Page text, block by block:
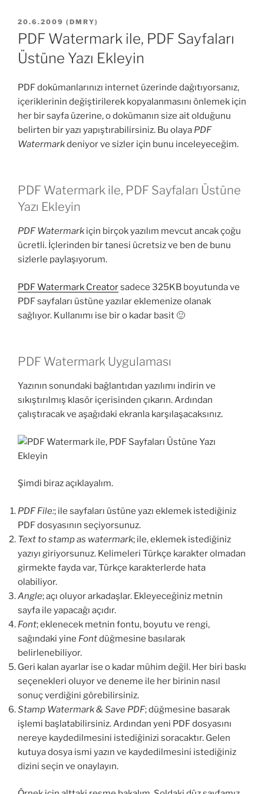
YAYIM
TARIHI
20.6.2009 ( DMRY)
PDF Watermark ile, PDF Sayfaları
Üstüne Yazı Ekleyin
PDF dokümanlarınızı internet üzerinde dağıtıyorsanız,
içeriklerinin değiştirilerek kopyalanmasını önlemek için
her bir sayfa üzerine, o dokümanın size ait olduğunu
belirten bir yazı yapıştırabilirsiniz. Bu olaya PDF
Watermarkdeniyor ve sizler için bunu inceleyeceğim.
PDF Watermark ile, PDF Sayfaları Üstüne
Yazı Ekleyin
PDF Watermark için birçok yazılım mevcut ancak çoğu
ücretli. İçlerinden bir tanesi ücretsiz ve ben de bunu
sizlerle paylaşıyorum.
PDF Watermark Creatorsadece 325KB boyutunda ve
PDF sayfaları üstüne yazılar eklemenize olanak
sağlıyor. Kullanımı ise bir o kadar basit 🙂
PDF Watermark Uygulaması
Yazının sonundaki bağlantıdan yazılımı indirin ve
sıkıştırılmış klasör içerisinden çıkarın. Ardından
çalıştıracak ve aşağıdaki ekranla karşılaşacaksınız.
Şimdi biraz açıklayalım.
PDF File:; ile sayfaları üstüne yazı eklemek istediğiniz
PDF dosyasının seçiyorsunuz.
Text to stamp as watermark; ile, eklemek istediğiniz
yazıyı giriyorsunuz. Kelimeleri Türkçe karakter olmadan
girmekte fayda var, Türkçe karakterlerde hata
olabiliyor.
Angle; açı oluyor arkadaşlar. Ekleyeceğiniz metnin
sayfa ile yapacağı açıdır.
Font; eklenecek metnin fontu, boyutu ve rengi,
sağındaki yine Fontdüğmesine basılarak
belirlenebiliyor.
Geri kalan ayarlar ise o kadar mühim değil. Her biri baskı
seçenekleri oluyor ve deneme ile her birinin nasıl
sonuç verdiğini görebilirsiniz.
Stamp Watermark & Save PDF; düğmesine basarak
işlemi başlatabilirsiniz. Ardından yeni PDF dosyasını
nereye kaydedilmesini istediğinizi soracaktır. Gelen
kutuya dosya ismi yazın ve kaydedilmesini istediğiniz
dizini seçin ve onaylayın.